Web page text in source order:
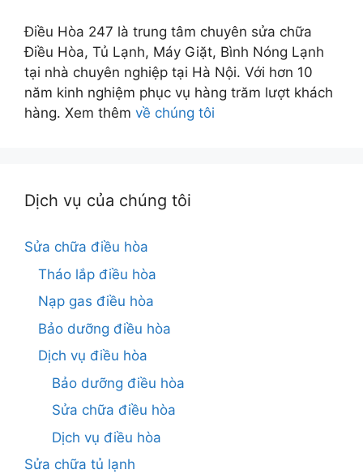
Điều Hòa 247 là trung tâm chuyên sửa chữa
Điều Hòa, Tủ Lạnh, Máy Giặt, Bình Nóng Lạnh
tại nhà chuyên nghiệp tại Hà Nội. Với hơn 10
năm kinh nghiệm phục vụ hàng trăm lượt khách
hàng. Xem thêm về chúng tôi
Dịch vụ của chúng tôi
Sửa chữa điều hòa
Tháo lắp điều hòa
Nạp gas điều hòa
Bảo dưỡng điều hòa
Dịch vụ điều hòa
Bảo dưỡng điều hòa
Sửa chữa điều hòa
Dịch vụ điều hòa
Sửa chữa tủ lạnh